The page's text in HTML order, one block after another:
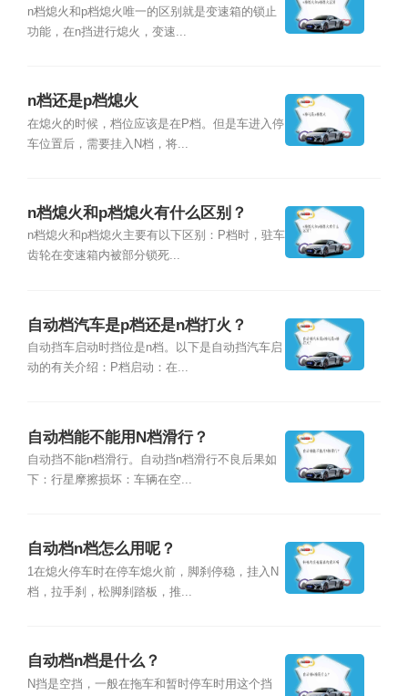
n档熄火和p档熄火唯一的区别就是变速箱的锁止
功能，在n挡进行熄火，变速...
n档还是p档熄火
在熄火的时候，档位应该是在P档。但是车进入停
车位置后，需要挂入N档，将...
n档熄火和p档熄火有什么区别？
n档熄火和p档熄火主要有以下区别：P档时，驻车
齿轮在变速箱内被部分锁死...
自动档汽车是p档还是n档打火？
自动挡车启动时挡位是n档。以下是自动挡汽车启
动的有关介绍：P档启动：在...
自动档能不能用N档滑行？
自动挡不能n档滑行。自动挡n档滑行不良后果如
下：行星摩擦损坏：车辆在空...
自动档n档怎么用呢？
1在熄火停车时在停车熄火前，脚刹停稳，挂入N
档，拉手刹，松脚刹踏板，推...
自动档n档是什么？
N挡是空挡，一般在拖车和暂时停车时用这个挡